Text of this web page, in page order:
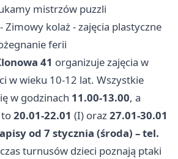
mistrzów puzzli
- Zimowy kolaż - zajęcia plastyczne
ferii
41 organizuje zajęcia w
w wieku 10-12 lat. Wszystkie
w godzinach 11.00-13.00, a
20.01-22.01 (I) oraz27.01-30.01
od 7 stycznia (środa) – tel.
turnusów dzieci poznają ptaki